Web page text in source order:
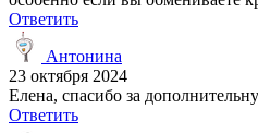
Ответить
Антонина
23 октября 2024
Елена, спасибо за
Ответить